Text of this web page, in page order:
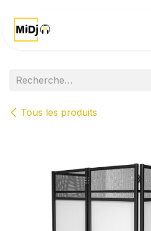
Tous les produits